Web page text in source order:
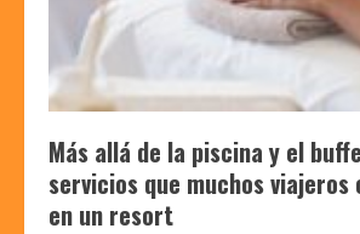
Más allá de la piscina y el
servicios que muchos viajeros
en un resort